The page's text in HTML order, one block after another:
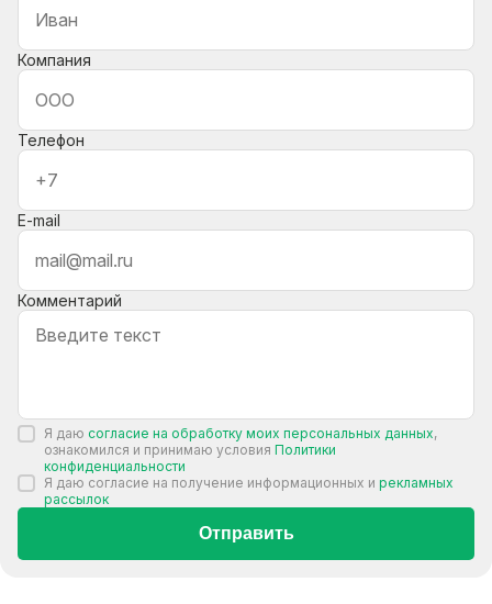
Компания
Телефон
E-mail
Комментарий
Я даю согласие на обработку моих персональных данных,
ознакомился и принимаю условия Политики
конфиденциальности
Я даю согласие на получение информационных и рекламных
рассылок
Отправить